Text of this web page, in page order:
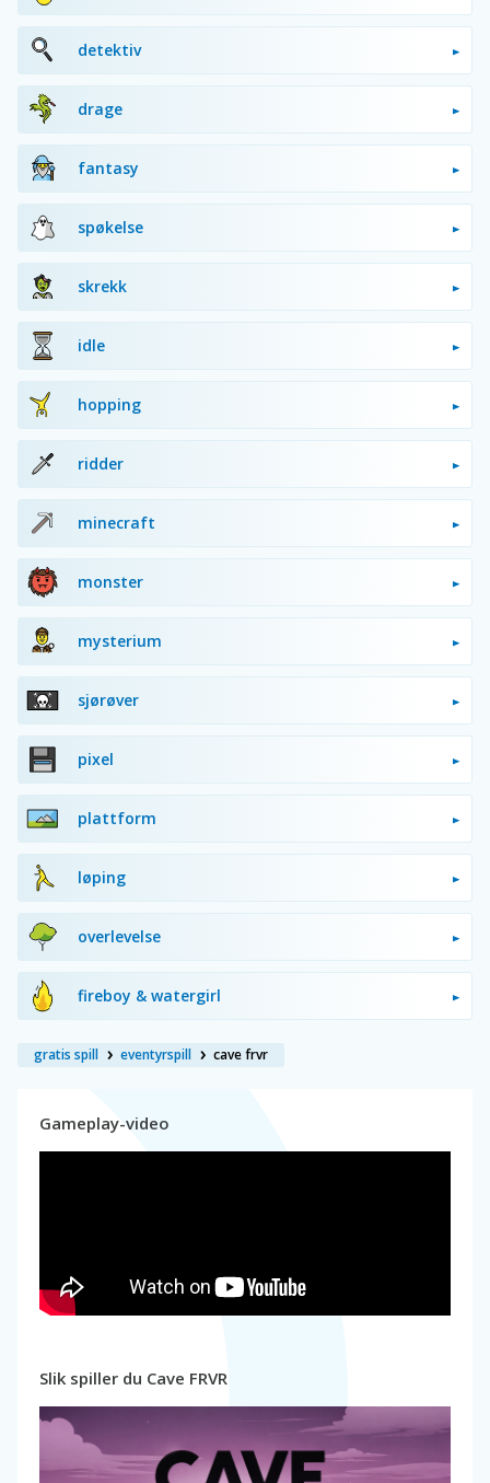
detektiv
drage
fantasy
spøkelse
skrekk
idle
hopping
ridder
minecraft
monster
mysterium
sjørøver
pixel
plattform
løping
overlevelse
fireboy & watergirl
gratis spill eventyrspill cave frvr
Gameplay-video
Slik spiller du Cave FRVR